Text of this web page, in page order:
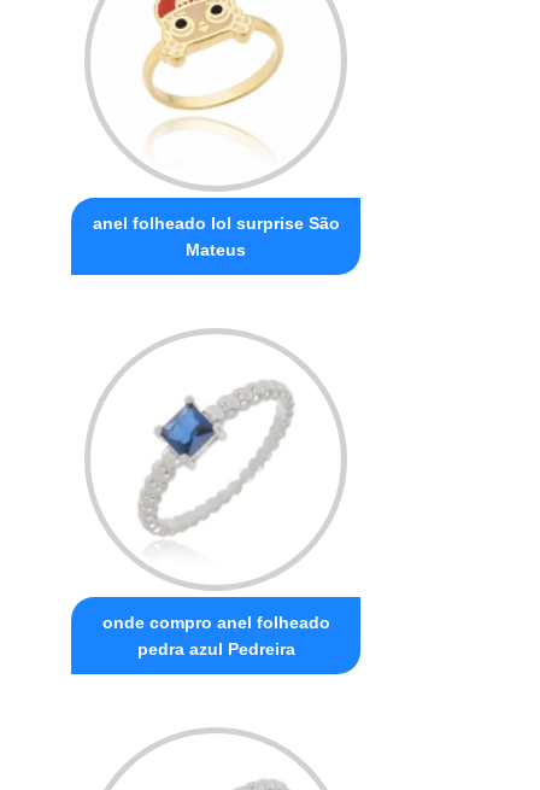
anel folheado lol surprise São
Mateus
onde compro anel folheado
pedra azul Pedreira